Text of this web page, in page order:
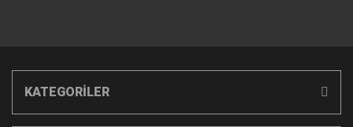
KATEGORİLER